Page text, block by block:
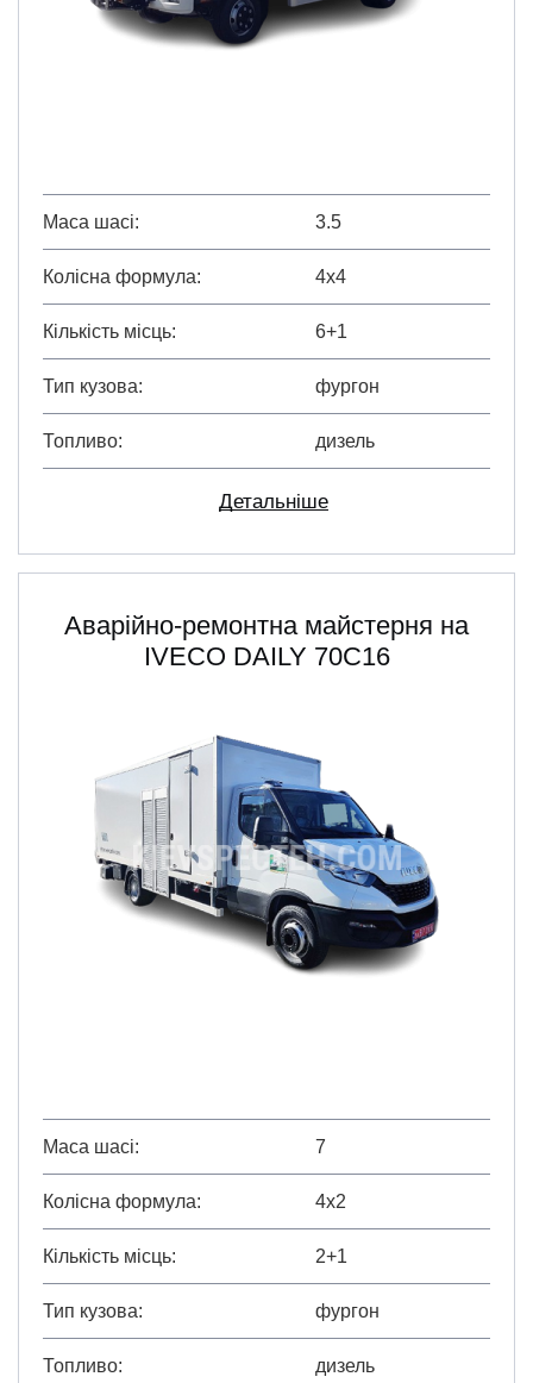
Маса шасі 3.5
Колісна формула 4х4
Кількість місць 6+1
Тип кузова фургон
Топливо дизель
Детальніше
Аварійно-ремонтна майстерня на
IVECO DAILY 70C16
Маса шасі 7
Колісна формула 4х2
Кількість місць 2+1
Тип кузова фургон
Топливо дизель